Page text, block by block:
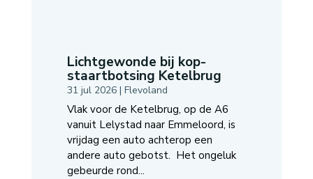
Lichtgewonde bij kop-
staartbotsing Ketelbrug
31 jul 2026| Flevoland
Vlak voor de Ketelbrug, op de A6
vanuit Lelystad naar Emmeloord, is
vrijdag een auto achterop een
andere auto gebotst. Het ongeluk
gebeurde rond...